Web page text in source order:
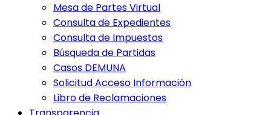
Mesa de Partes Virtual
Consulta de Expedientes
Consulta de Impuestos
Búsqueda de Partidas
Casos DEMUNA
Solicitud Acceso Información
Libro de Reclamaciones